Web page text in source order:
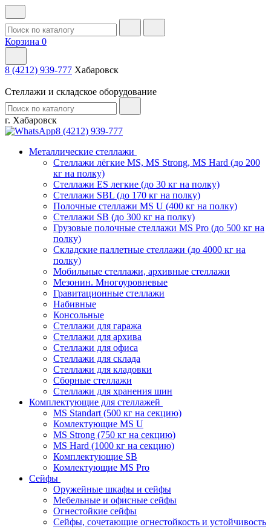
Корзина 0
8 (4212) 939-777 Хабаровск
Стеллажи и складское оборудование
г. Хабаровск
8 (4212) 939-777
Металлические стеллажи
Стеллажи лёгкие MS, MS Strong, MS Hard (до 200
кг на полку)
Стеллажи ES легкие (до 30 кг на полку)
Стеллажи SBL (до 170 кг на полку)
Полочные стеллажи MS U (400 кг на полку)
Стеллажи SB (до 300 кг на полку)
Грузовые полочные стеллажи MS Pro (до 500 кг на
полку)
Складские паллетные стеллажи (до 4000 кг на
полку)
Мобильные стеллажи, архивные стеллажи
Мезонин. Многоуровневые
Гравитационные стеллажи
Набивные
Консольные
Стеллажи для гаража
Стеллажи для архива
Стеллажи для офиса
Стеллажи для склада
Стеллажи для кладовки
Сборные стеллажи
Стеллажи для хранения шин
Комплектующие для стеллажей
MS Standart (500 кг на секцию)
Комлектующие MS U
MS Strong (750 кг на секцию)
MS Hard (1000 кг на секцию)
Комплектующие SB
Комлектующие MS Pro
Сейфы
Оружейные шкафы и сейфы
Мебельные и офисные сейфы
Огнестойкие сейфы
Сейфы, сочетающие огнестойкость и устойчивость